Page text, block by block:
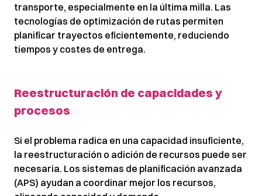
transporte, especialmente en la última milla. Las
tecnologías de optimización de rutas permiten
planificar trayectos eficientemente, reduciendo
tiempos y costes de entrega.
Reestructuración de capacidades y
procesos
Si el problema radica en una capacidad insuficiente,
la reestructuración o adición de recursos puede ser
necesaria. Los sistemas de planificación avanzada
(APS) ayudan a coordinar mejor los recursos,